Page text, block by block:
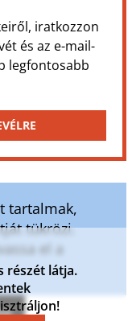
iratkozzon
és az e-mail-
legfontosabb
tartalmak,
tükrözi.
el a
részét látja.